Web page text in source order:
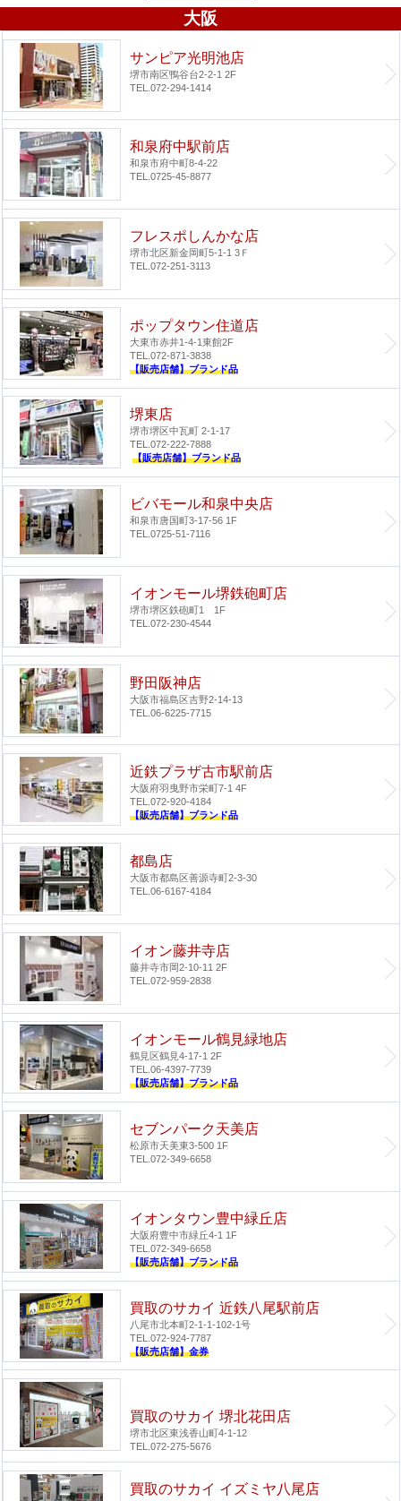
大阪
サンピア光明池店
堺市南区鴨谷台2-2-1 2F
TEL.072-294-1414
和泉府中駅前店
和泉市府中町8-4-22
TEL.0725-45-8877
フレスポしんかな店
堺市北区新金岡町5-1-1 3Ｆ
TEL.072-251-3113
ポップタウン住道店
大東市赤井1-4-1東館2F
TEL.072-871-3838
【販売店舗】ブランド品
堺東店
堺市堺区中瓦町 2-1-17
TEL.072-222-7888
【販売店舗】ブランド品
ビバモール和泉中央店
和泉市唐国町3-17-56 1F
TEL.0725-51-7116
イオンモール堺鉄砲町店
堺市堺区鉄砲町1 1F
TEL.072-230-4544
野田阪神店
大阪市福島区吉野2-14-13
TEL.06-6225-7715
近鉄プラザ古市駅前店
大阪府羽曳野市栄町7-1 4F
TEL.072-920-4184
【販売店舗】ブランド品
都島店
大阪市都島区善源寺町2-3-30
TEL.06-6167-4184
イオン藤井寺店
藤井寺市岡2-10-11 2F
TEL.072-959-2838
イオンモール鶴見緑地店
鶴見区鶴見4-17-1 2F
TEL.06-4397-7739
【販売店舗】ブランド品
セブンパーク天美店
松原市天美東3-500 1F
TEL.072-349-6658
イオンタウン豊中緑丘店
大阪府豊中市緑丘4-1 1F
TEL.072-349-6658
【販売店舗】ブランド品
買取のサカイ 近鉄八尾駅前店
八尾市北本町2-1-1-102-1号
TEL.072-924-7787
【販売店舗】金券
買取のサカイ 堺北花田店
堺市北区東浅香山町4-1-12
TEL.072-275-5676
買取のサカイ イズミヤ八尾店